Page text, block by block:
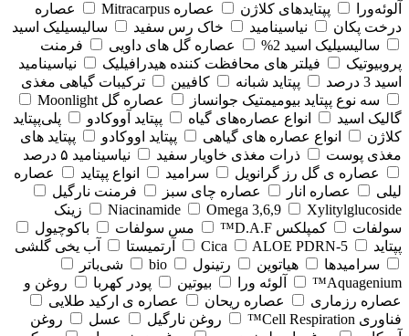
آلوئه‌ورا
پپتایدهای کلاژن عصاره Mitracarpus
عصاره
درخت پکان
نیاسینامید خاک رس سفید
سالیسیلیک اسید
سالیسیلیک اسید 2%
عصاره گل های داویی
فرمنت
پروبیوتیک
فیلتر های محافظت کننده هیدرافیلیک
نیاسینامید
اسید 3 درصد
پپتاید شبانه کافیین
ترکیبات گیاهی مغذی
سه نوع پپتاید بیومیمتیک جوانساز
عصاره گل Moonlight
گالیک اسید
انواع عصاره‌های گیاه پپتاید آووکادو
پلی‌پپتاید
کلاژن
انواع عصاره های گیاهی پپتاید اووکادو
پپتاید های
مغذی پوست
ذرات مغذی خاویار سفید
نیاسینامید ۵ درصد
عصاره ی گل رز گرانویل
سرامید انواع پپتاید
عصاره
لیلی
عصاره انار عصاره چای سبز
فرمنت نارگیل
Niacinamide
Omega 3,6,9 Xylitylglucoside
زینک
سولفات
کمپلکس D.A.F™ مس سولفات
باکوچیول
پپتاید
5-Cica
ALOE PDRN آرتمیستا
آب یخی گلشی
سرامیدها
هیاتوین رتینول bio
شی‌باتر
Aquagenium™
آلوئه ورا بیوتین پودر کهربا
روغن و
عصاره رزماری
عصاره ریحان
عصاره ی ارکید طلایی
فناوری Cell Respiration™
روغن نارگیل عسل
روغن